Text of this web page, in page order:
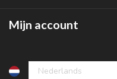
Mijn account